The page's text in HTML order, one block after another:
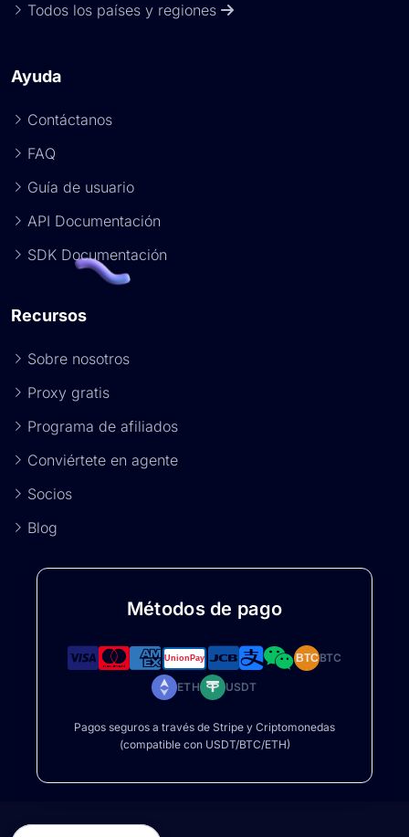
Todos los países y regiones
Ayuda
Contáctanos
FAQ
Guía de usuario
API Documentación
SDK Documentación
Recursos
Sobre nosotros
Proxy gratis
Programa de afiliados
Conviértete en agente
Socios
Blog
Métodos de pago
BTCBTC
ETH USDT
Pagos seguros a través de Stripe y Criptomonedas
(compatible con USDT/BTC/ETH)